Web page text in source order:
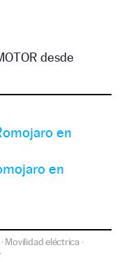
desde
en
en
·Movilidad eléctrica ·